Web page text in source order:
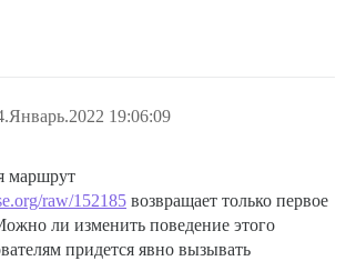
19:06:09
маршрут
raw/152185 возвращает только первое
ли изменить поведение этого
придется явно вызывать